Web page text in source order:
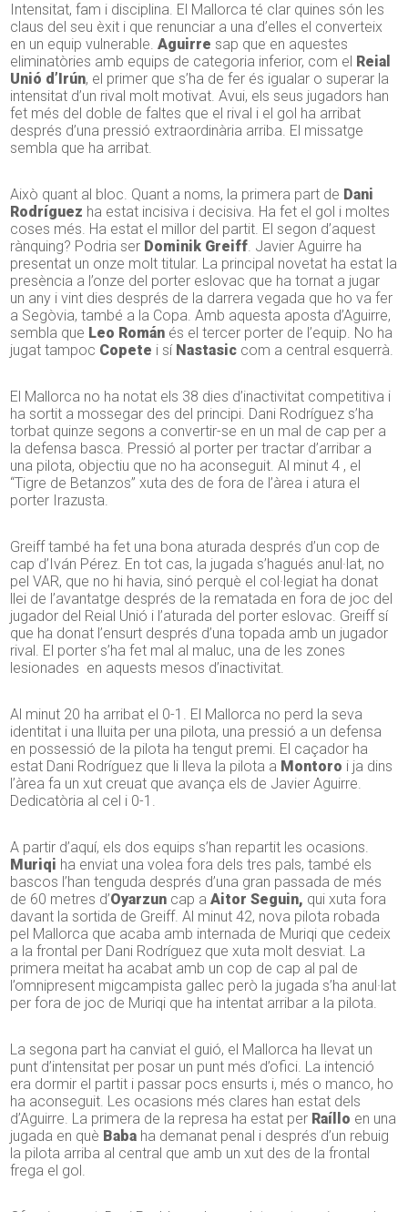
Intensitat, fam i disciplina. El Mallorca té clar quines són les
claus del seu èxit i que renunciar a una d’elles el converteix
en un equip vulnerable.Aguirre sap que en aquestes
eliminatòries amb equips de categoria inferior, com el Reial
Unió d’Irún, el primer que s’ha de fer és igualar o superar la
intensitat d’un rival molt motivat. Avui, els seus jugadors han
fet més del doble de faltes que el rival i el gol ha arribat
després d’una pressió extraordinària arriba. El missatge
sembla que ha arribat.
Això quant al bloc. Quant a noms, la primera part de Dani
Rodríguez ha estat incisiva i decisiva. Ha fet el gol i moltes
coses més. Ha estat el millor del partit. El segon d’aquest
rànquing? Podria ser Dominik Greiff. Javier Aguirre ha
presentat un onze molt titular. La principal novetat ha estat la
presència a l’onze del porter eslovac que ha tornat a jugar
un any i vint dies després de la darrera vegada que ho va fer
a Segòvia, també a la Copa. Amb aquesta aposta d’Aguirre,
sembla que Leo Román és el tercer porter de l’equip. No ha
jugat tampoc Copete i sí Nastasic com a central esquerrà.
El Mallorca no ha notat els 38 dies d’inactivitat competitiva i
ha sortit a mossegar des del principi. Dani Rodríguez s’ha
torbat quinze segons a convertir-se en un mal de cap per a
la defensa basca. Pressió al porter per tractar d’arribar a
una pilota, objectiu que no ha aconseguit. Al minut 4 , el
“Tigre de Betanzos” xuta des de fora de l’àrea i atura el
porter Irazusta.
Greiff també ha fet una bona aturada després d’un cop de
cap d’Iván Pérez. En tot cas, la jugada s’hagués anul·lat, no
pel VAR, que no hi havia, sinó perquè el col·legiat ha donat
llei de l’avantatge després de la rematada en fora de joc del
jugador del Reial Unió i l’aturada del porter eslovac. Greiff sí
que ha donat l’ensurt després d’una topada amb un jugador
rival. El porter s’ha fet mal al maluc, una de les zones
lesionades en aquests mesos d’inactivitat.
Al minut 20 ha arribat el 0-1. El Mallorca no perd la seva
identitat i una lluita per una pilota, una pressió a un defensa
en possessió de la pilota ha tengut premi. El caçador ha
estat Dani Rodríguez que li lleva la pilota a Montoro i ja dins
l’àrea fa un xut creuat que avança els de Javier Aguirre.
Dedicatòria al cel i 0-1.
A partir d’aquí, els dos equips s’han repartit les ocasions.
Muriqi ha enviat una volea fora dels tres pals, també els
bascos l’han tenguda després d’una gran passada de més
de 60 metres d’Oyarzun cap aAitor Seguin, qui xuta fora
davant la sortida de Greiff. Al minut 42, nova pilota robada
pel Mallorca que acaba amb internada de Muriqi que cedeix
a la frontal per Dani Rodríguez que xuta molt desviat. La
primera meitat ha acabat amb un cop de cap al pal de
l’omnipresent migcampista gallec però la jugada s’ha anul·lat
per fora de joc de Muriqi que ha intentat arribar a la pilota.
La segona part ha canviat el guió, el Mallorca ha llevat un
punt d’intensitat per posar un punt més d’ofici. La intenció
era dormir el partit i passar pocs ensurts i, més o manco, ho
ha aconseguit. Les ocasions més clares han estat dels
d’Aguirre. La primera de la represa ha estat per Raíllo en una
jugada en què Baba ha demanat penal i després d’un rebuig
la pilota arriba al central que amb un xut des de la frontal
frega el gol.